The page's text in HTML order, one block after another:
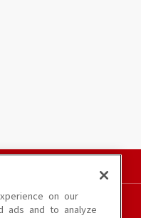
・動画・音声等を、手段や形態を
転載、ファイル化などすることを
on our
ads and to analyze